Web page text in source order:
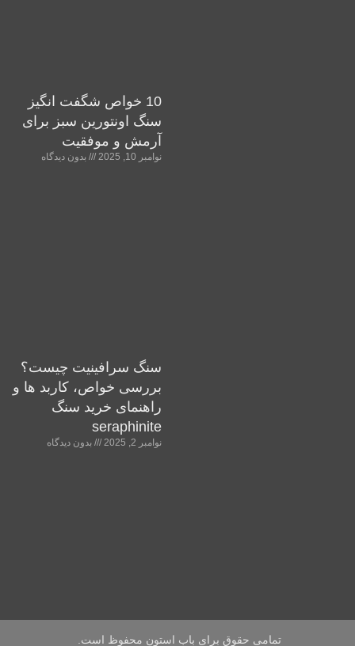
10 خواص شگفت انگیز
سنگ اونتورین سبز برای
آرمش و موفقیت
نوامبر 10, 2025 بدون دیدگاه
سنگ سرافینیت چیست؟
بررسی خواص، کاربد ها و
راهنمای خرید سنگ
seraphinite
نوامبر 2, 2025 بدون دیدگاه
تمامی حقوق برای باب استون محفوظ است.